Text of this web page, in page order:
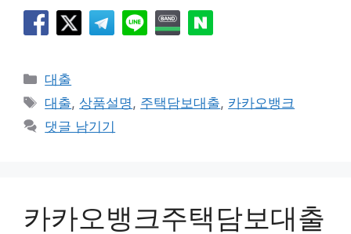
카
테
리
대출
태
그
대출, 상품설명, 주택담보대출, 카카오뱅크
댓글 남기기
카카오뱅크주택담보대출